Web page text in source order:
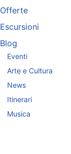
Offerte
Escursioni
Blog
Eventi
Arte e Cultura
News
Itinerari
Musica